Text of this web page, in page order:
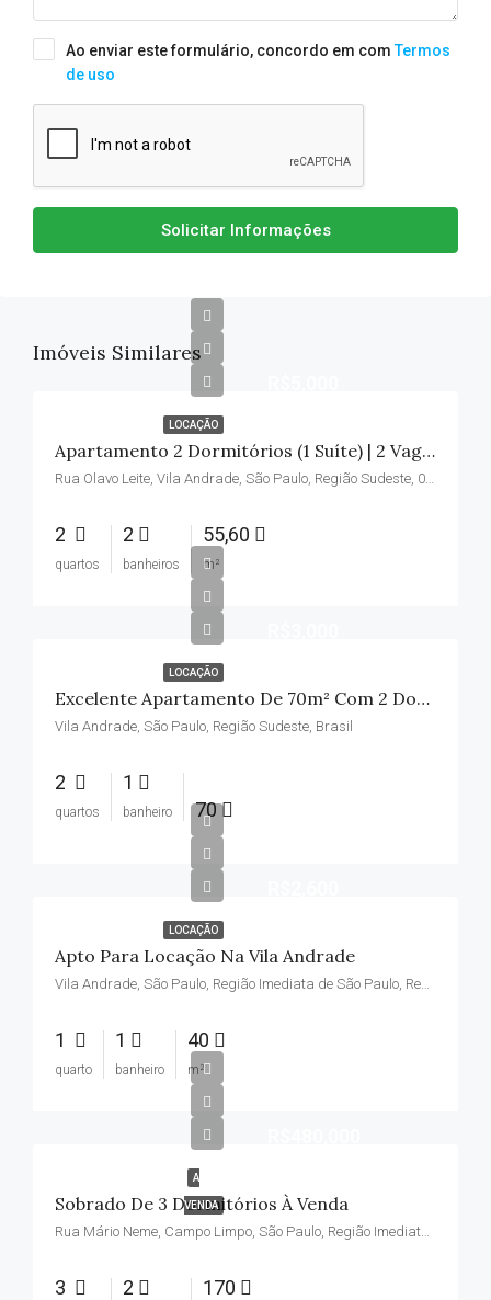
Ao enviar este formulário, concordo em comTermos
de uso
Solicitar Informações
Imóveis Similares
LOCAÇÃO
Apartamento 2 Dormitórios (1 Suíte) | 2 Vagas | Vila Andrade | Condomínio Incluso – R$ 5.000
Rua Olavo Leite, Vila Andrade, São Paulo, Região Sudeste, 05718-300, Brasil
2
quartos
2
banheiros
55,60
m²
LOCAÇÃO
Excelente Apartamento De 70m² Com 2 Dormitórios Na Vila Andrade – Condomínio Incluso
Vila Andrade, São Paulo, Região Sudeste, Brasil
2
quartos
1
banheiro 70
LOCAÇÃO
Apto Para Locação Na Vila Andrade
Vila Andrade, São Paulo, Região Imediata de São Paulo, Região Metropolitana de São Paulo, São Paulo, Região Sudeste, Brasil
1
quarto
1
banheiro
40
m²
A
VENDA
Sobrado De 3 Dormitórios À Venda
Rua Mário Neme, Campo Limpo, São Paulo, Região Imediata de São Paulo, Região Metropolitana de São Paulo, Região Geográfica Intermediária de São Paulo, São Paulo, Região Sudeste, 06765-165, Brasil
3 2 170